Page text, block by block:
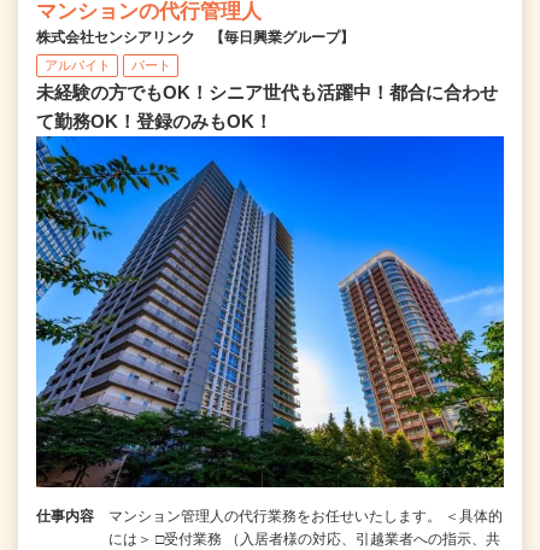
マンションの代行管理人
株式会社センシアリンク 【毎日興業グループ】
アルバイト パート
未経験の方でもOK！シニア世代も活躍中！都合に合わせ
て勤務OK！登録のみもOK！
仕事内容
マンション管理人の代行業務をお任せいたします。 ＜具体的
には＞ □受付業務 （入居者様の対応、引越業者への指示、共